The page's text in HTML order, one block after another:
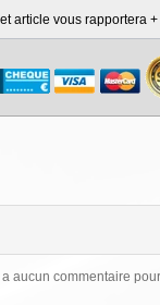
article vous rapportera +
a aucun commentaire